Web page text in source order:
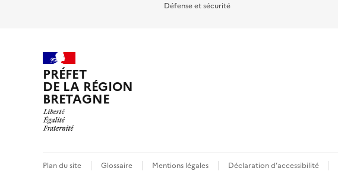
Défense et sécurité
PRÉFET
DE LA RÉGION
BRETAGNE
Plan du site Glossaire Mentions légales Déclaration d’accessibilité